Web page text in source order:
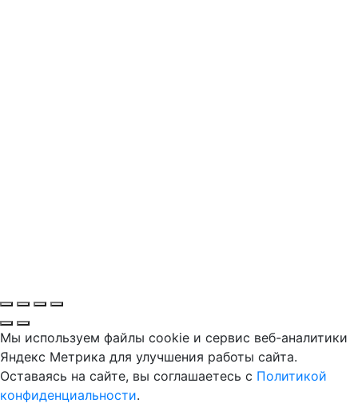
Мы используем файлы cookie и сервис веб-аналитики
Яндекс Метрика для улучшения работы сайта.
Оставаясь на сайте, вы соглашаетесь с Политикой
конфиденциальности.